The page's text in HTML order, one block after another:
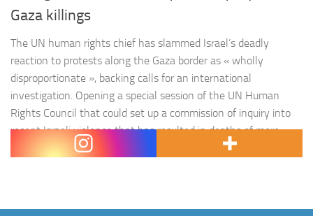
Gaza killings
The UN human rights chief has slammed Israel’s deadly
reaction to protests along the Gaza border as « wholly
disproportionate », backing calls for an international
investigation. Opening a special session of the UN Human
Rights Council that could set up a commission of inquiry into
recent Israeli violence that has resulted in deaths of more
than 100 Palestinians…